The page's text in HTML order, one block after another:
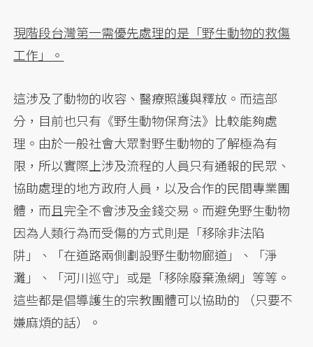
現階段台灣第一需優先處理的是「野生動物的救傷
工作」。
這涉及了動物的收容、醫療照護與釋放。而這部
分，目前也只有《野生動物保育法》比較能夠處
理。由於一般社會大眾對野生動物的了解極為有
限，所以實際上涉及流程的人員只有通報的民眾、
協助處理的地方政府人員，以及合作的民間專業團
體，而且完全不會涉及金錢交易。而避免野生動物
因為人類行為而受傷的方式則是「移除非法陷
阱」、「在道路兩側劃設野生動物廊道」、「淨
灘」、「河川巡守」或是「移除廢棄漁網」等等。
這些都是倡導護生的宗教團體可以協助的 （只要不
嫌麻煩的話）。